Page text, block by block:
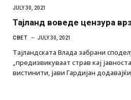
JULY 30, 2021
Тајланд воведе цензура
СВЕТ JULY 30, 2021
Тајландската Влада забрани
„предизвикуваат страв кај
вистинити, јави Гардијан